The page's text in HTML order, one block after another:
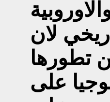
لان
تطورها
على